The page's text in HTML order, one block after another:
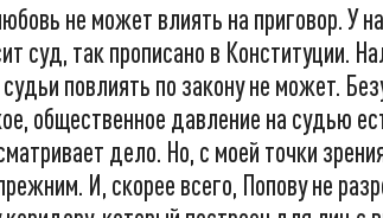
не может влиять на приговор. У
суд, так прописано в Конституции.
повлиять по закону не может.
общественное давление на судью
дело. Но, с моей точки
И, скорее всего, Попову не